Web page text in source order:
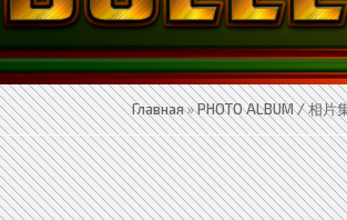
Главная»PHOTO ALBUM / 相片